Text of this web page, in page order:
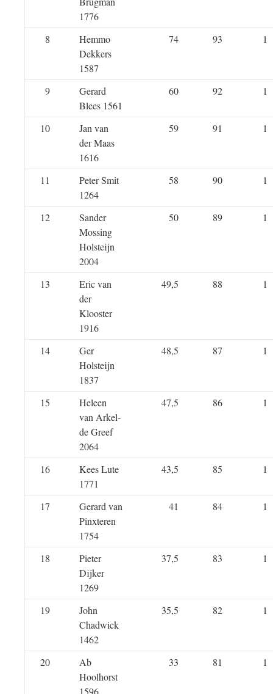
1776
8
Hemmo
Dekkers
1587
74 93 1
9
Gerard
Blees 1561
60 92 1
10
Jan van
der Maas
1616
59 91 1
11
Peter Smit
1264
58 90 1
12
Sander
Mossing
Holsteijn
2004
50 89 1
13
Eric van
der
Klooster
1916
49,5 88 1
14
Ger
Holsteijn
1837
48,5 87 1
15
Heleen
van Arkel-
de Greef
2064
47,5 86 1
16
Kees Lute
1771
43,5 85 1
17
Gerard van
Pinxteren
1754
41 84 1
18
Pieter
Dijker
1269
37,5 83 1
19
John
Chadwick
1462
35,5 82 1
20
Ab
Hoolhorst
1596
33 81 1